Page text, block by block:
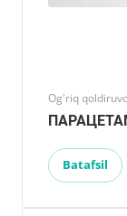
Og'riq
Batafsil